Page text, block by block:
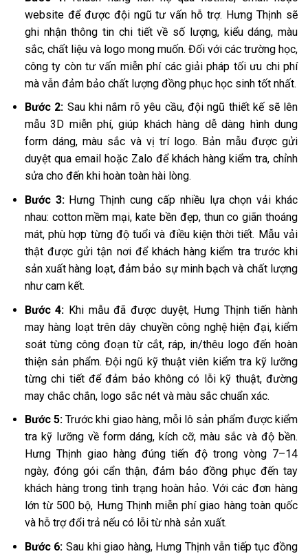
website để được đội ngũ tư vấn hỗ trợ. Hưng Thịnh sẽ
ghi nhận thông tin chi tiết về số lượng, kiểu dáng, màu
sắc, chất liệu và logo mong muốn. Đối với các trường học,
công ty còn tư vấn miễn phí các giải pháp tối ưu chi phí
mà vẫn đảm bảo chất lượng đồng phục học sinh tốt nhất.
Bước 2: Sau khi nắm rõ yêu cầu, đội ngũ thiết kế sẽ lên
mẫu 3D miễn phí, giúp khách hàng dễ dàng hình dung
form dáng, màu sắc và vị trí logo. Bản mẫu được gửi
duyệt qua email hoặc Zalo để khách hàng kiểm tra, chỉnh
sửa cho đến khi hoàn toàn hài lòng.
Bước 3: Hưng Thịnh cung cấp nhiều lựa chọn vải khác
nhau: cotton mềm mại, kate bền đẹp, thun co giãn thoáng
mát, phù hợp từng độ tuổi và điều kiện thời tiết. Mẫu vải
thật được gửi tận nơi để khách hàng kiểm tra trước khi
sản xuất hàng loạt, đảm bảo sự minh bạch và chất lượng
như cam kết.
Bước 4: Khi mẫu đã được duyệt, Hưng Thịnh tiến hành
may hàng loạt trên dây chuyền công nghệ hiện đại, kiểm
soát từng công đoạn từ cắt, ráp, in/thêu logo đến hoàn
thiện sản phẩm. Đội ngũ kỹ thuật viên kiểm tra kỹ lưỡng
từng chi tiết để đảm bảo không có lỗi kỹ thuật, đường
may chắc chắn, logo sắc nét và màu sắc chuẩn xác.
Bước 5:Trước khi giao hàng, mỗi lô sản phẩm được kiểm
tra kỹ lưỡng về form dáng, kích cỡ, màu sắc và độ bền.
Hưng Thịnh giao hàng đúng tiến độ trong vòng 7–14
ngày, đóng gói cẩn thận, đảm bảo đồng phục đến tay
khách hàng trong tình trạng hoàn hảo. Với các đơn hàng
lớn từ 500 bộ, Hưng Thịnh miễn phí giao hàng toàn quốc
và hỗ trợ đổi trả nếu có lỗi từ nhà sản xuất.
Bước 6: Sau khi giao hàng, Hưng Thịnh vẫn tiếp tục đồng